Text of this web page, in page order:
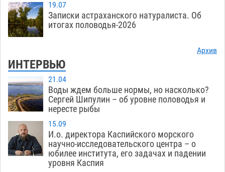
19.07
Записки астраханского натуралиста. Об
итогах половодья-2026
Архив
ИНТЕРВЬЮ
21.04
Воды ждем больше нормы, но насколько?
Сергей Шипулин – об уровне половодья и
нересте рыбы
15.09
И.о. директора Каспийского морского
научно-исследовательского центра – о
юбилее института, его задачах и падении
уровня Каспия